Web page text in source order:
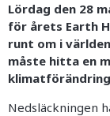
Lördag den 28
för årets Earth
runt om i
måste hitta en
Nedsläckningen